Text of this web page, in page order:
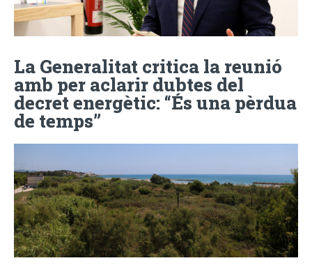
La Generalitat critica la reunió
amb per aclarir dubtes del
decret energètic: “És una pèrdua
de temps”